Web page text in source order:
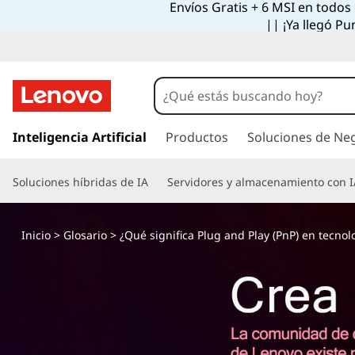
Envíos Gratis + 6 MSI en
|| ¡Ya llegó
r
c
o
Inteligencia Artificial Productos Soluciones de
Soluciones híbridas de IA Servidores y almacenamiento con
Inicio> Glosario> ¿Qué significa Plug and Play (PnP) en